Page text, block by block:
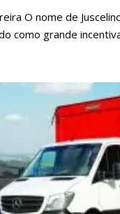
O nome de
como grande